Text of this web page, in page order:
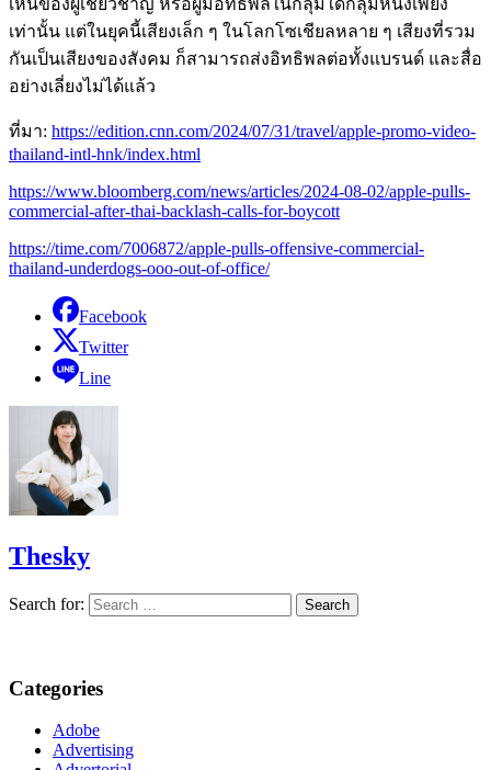
เห็นของผู้เชี่ยวชาญ หรือผู้มีอิทธิพลในกลุ่มใดกลุ่มหนึ่งเพียง
เท่านั้น แต่ในยุคนี้เสียงเล็ก ๆ ในโลกโซเชียลหลาย ๆ เสียงที่รวม
กันเป็นเสียงของสังคม ก็สามารถส่งอิทธิพลต่อทั้งแบรนด์ และสื่อ
อย่างเลี่ยงไม่ได้แล้ว
ที่มา: https://edition.cnn.com/2024/07/31/travel/apple-promo-video-
thailand-intl-hnk/index.html
https://www.bloomberg.com/news/articles/2024-08-02/apple-pulls-
commercial-after-thai-backlash-calls-for-boycott
https://time.com/7006872/apple-pulls-offensive-commercial-
thailand-underdogs-ooo-out-of-office/
Facebook
Twitter
Line
Thesky
Search for:
Categories
Adobe
Advertising